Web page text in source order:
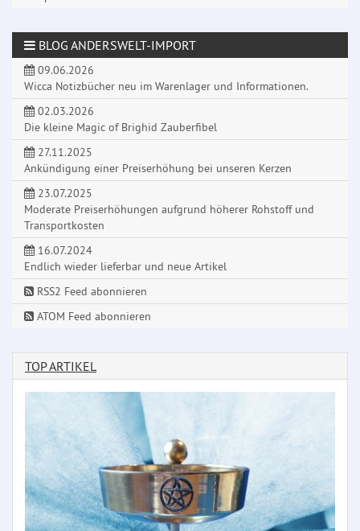
BLOG ANDERSWELT-IMPORT
09.06.2026
Wicca Notizbücher neu im Warenlager und Informationen.
02.03.2026
Die kleine Magic of Brighid Zauberfibel
27.11.2025
Ankündigung einer Preiserhöhung bei unseren Kerzen
23.07.2025
Moderate Preiserhöhungen aufgrund höherer Rohstoff und
Transportkosten
16.07.2024
Endlich wieder lieferbar und neue Artikel
RSS2 Feed abonnieren
ATOM Feed abonnieren
TOP ARTIKEL